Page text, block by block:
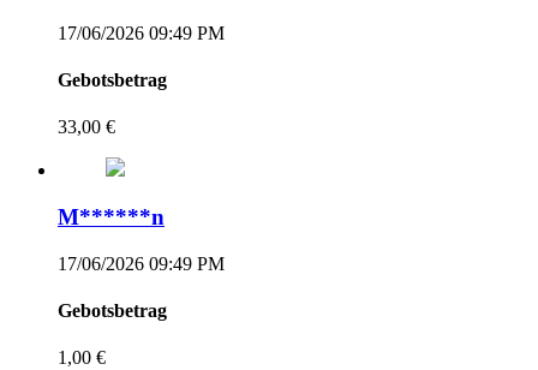
17/06/2026 09:49 PM
Gebotsbetrag
33,00 €
M******n
17/06/2026 09:49 PM
Gebotsbetrag
1,00 €